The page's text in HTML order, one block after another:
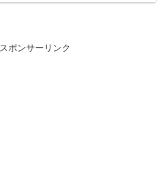
スポンサーリンク